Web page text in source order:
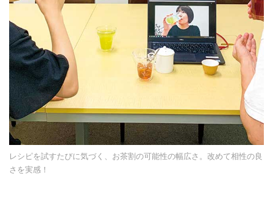
レシピを試すたびに気づく、お茶割の可能性の幅広さ。改めて相性の良
さを実感！